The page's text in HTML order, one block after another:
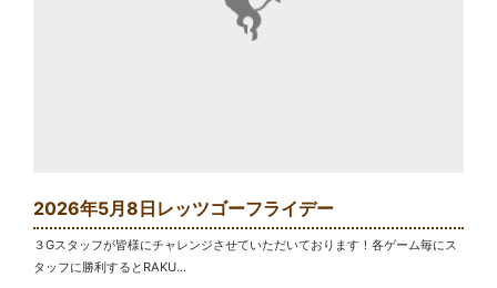
2026年5月8日レッツゴーフライデー
３Gスタッフが皆様にチャレンジさせていただいております！各ゲーム毎にス
タッフに勝利するとRAKU...